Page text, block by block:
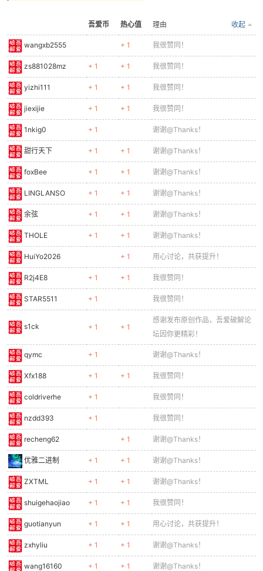
吾爱币 热心值 收起
理由
wangxb2555 + 1 我很赞同！
zs881028mz + 1 + 1 我很赞同！
yizhi111 + 1 + 1 我很赞同！
jiexijie + 1 + 1 我很赞同！
1nkig0 + 1 谢谢@Thanks！
甜行天下 + 1 + 1 谢谢@Thanks！
foxBee + 1 + 1 谢谢@Thanks！
LINGLANSO + 1 + 1 谢谢@Thanks！
余弦 + 1 + 1 谢谢@Thanks！
THOLE + 1 + 1 谢谢@Thanks！
HuiYo2026 + 1 用心讨论，共获提升！
R2j4E8 + 1 + 1 我很赞同！
STAR5511 + 1 我很赞同！
s1ck + 1 + 1
感谢发布原创作品，吾爱破解论
坛因你更精彩！
qymc + 1 谢谢@Thanks！
Xfx188 + 1 + 1 我很赞同！
coldriverhe + 1 我很赞同！
nzdd393 + 1 我很赞同！
recheng62 + 1 谢谢@Thanks！
优雅二进制 + 1 + 1 谢谢@Thanks！
ZXTML + 1 + 1 谢谢@Thanks！
shuigehaojiao + 1 + 1 我很赞同！
guotianyun + 1 + 1 用心讨论，共获提升！
zxhyliu + 1 + 1 谢谢@Thanks！
wang16160 + 1 + 1 谢谢@Thanks！